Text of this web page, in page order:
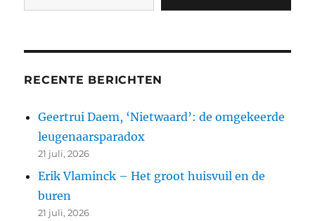
RECENTE BERICHTEN
Geertrui Daem, ‘Nietwaard’: de omgekeerde
leugenaarsparadox
21 juli, 2026
Erik Vlaminck – Het groot huisvuil en de
buren
21 juli, 2026